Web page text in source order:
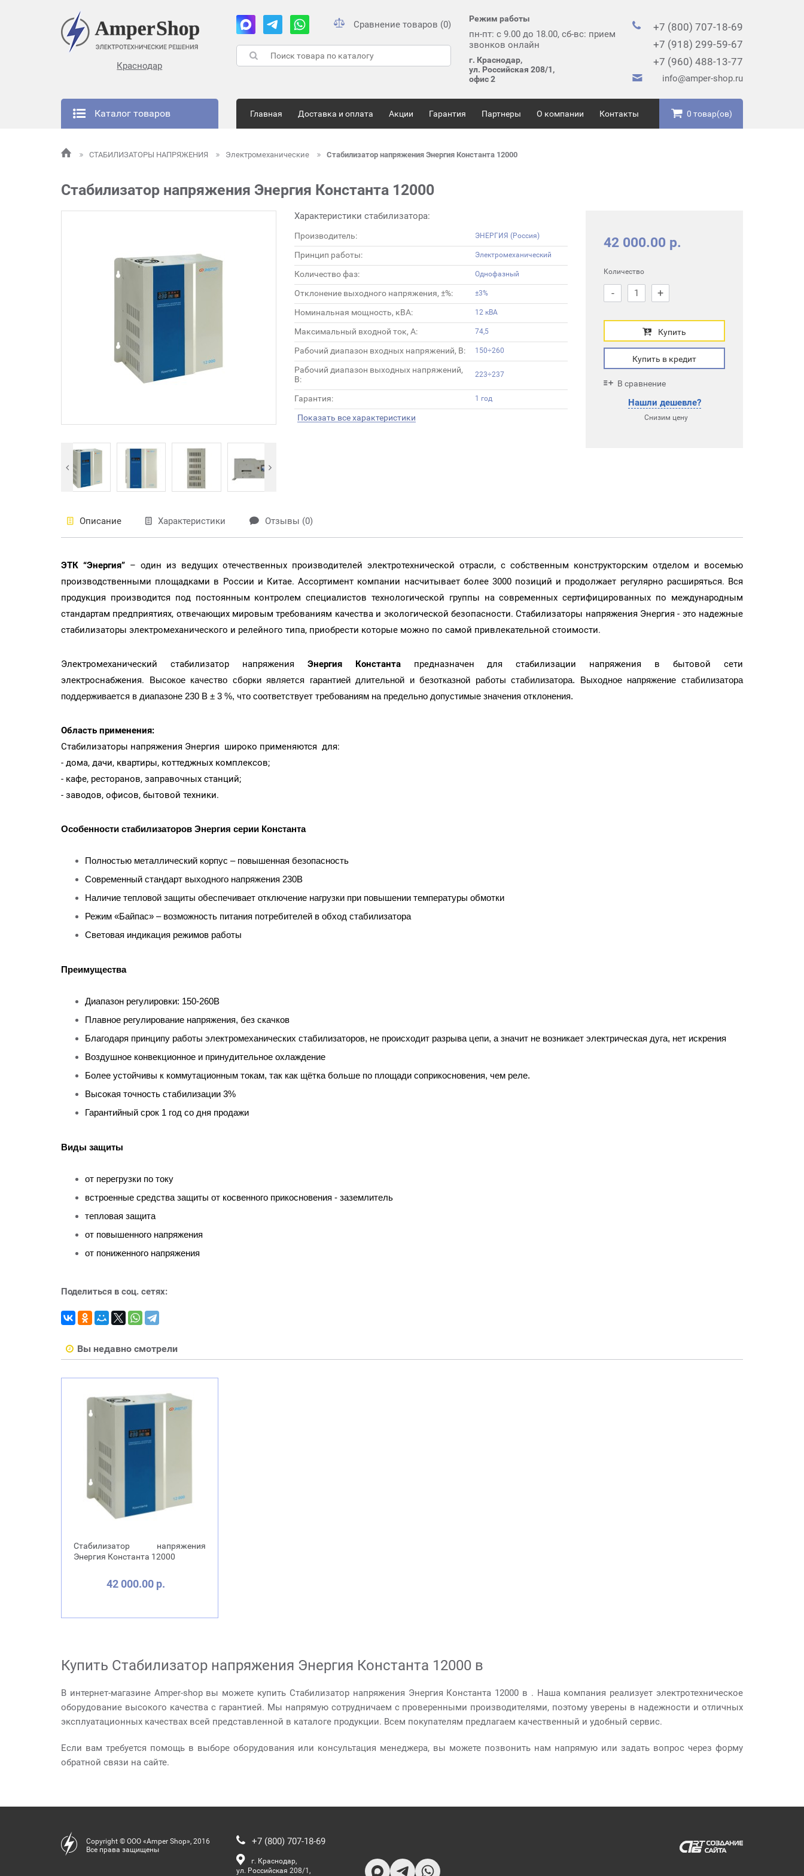
Краснодар
Сравнение товаров (0)
Режим работы
пн-пт: с 9.00 до 18.00, сб-вс: прием
звонков онлайн
г. Краснодар,
ул. Российская 208/1,
офис 2
+7 (800) 707-18-69
+7 (918) 299-59-67
+7 (960) 488-13-77
info@amper-shop.ru
Каталог товаров Главная Доставка и оплата Акции Гарантия Партнеры О компании Контакты 0 товар(ов)
СТАБИЛИЗАТОРЫ НАПРЯЖЕНИЯ Электромеханические Стабилизатор напряжения Энергия Константа 12000
Стабилизатор напряжения Энергия Константа 12000
Характеристики стабилизатора:
Производитель: ЭНЕРГИЯ (Россия)
Принцип работы: Электромеханический
Количество фаз: Однофазный
Отклонение выходного напряжения, ±%: ±3%
Номинальная мощность, кВА: 12 кВА
Максимальный входной ток, А: 74,5
Рабочий диапазон входных напряжений, В: 150÷260
Рабочий диапазон выходных напряжений,
В:
223÷237
Гарантия: 1 год
Показать все характеристики
42 000.00 р.
Количество
- +
Купить
Купить в кредит
В сравнение
Нашли дешевле?
Снизим цену
Описание Характеристики Отзывы (0)
ЭТК “Энергия” – один из ведущих отечественных производителей электротехнической отрасли, с собственным конструкторским отделом и восемью
производственными площадками в России и Китае. Ассортимент компании насчитывает более 3000 позиций и продолжает регулярно расширяться. Вся
продукция производится под постоянным контролем специалистов технологической группы на современных сертифицированных по международным
стандартам предприятиях, отвечающих мировым требованиям качества и экологической безопасности.Стабилизаторы напряжения Энергия - это надежные
стабилизаторы электромеханического и релейного типа, приобрести которые можно по самой привлекательной стоимости.
Электромеханический стабилизатор напряжения Энергия Константапредназначен для стабилизации напряжения в бытовой сети
электроснабжения.
Высокое качество сборки является гарантией длительной и безотказной работы стабилизатора. Выходное напряжение стабилизатора
поддерживается в диапазоне 230 В ± 3 %, что соответствует требованиям на предельно допустимые значения отклонения.
Область применения:
Стабилизаторы напряжения Энергия широко применяются для:
- дома, дачи, квартиры, коттеджных комплексов;
- кафе, ресторанов, заправочных станций;
- заводов, офисов, бытовой техники.
Особенности стабилизаторов Энергия серии Константа
Полностью металлический корпус – повышенная безопасность
Современный стандарт выходного напряжения 230В
Наличие тепловой защиты обеспечивает отключение нагрузки при повышении температуры обмотки
Режим «Байпас» – возможность питания потребителей в обход стабилизатора
Световая индикация режимов работы
Преимущества
Диапазон регулировки: 150-260В
Плавное регулирование напряжения, без скачков
Благодаря принципу работы электромеханических стабилизаторов, не происходит разрыва цепи, а значит не возникает электрическая дуга, нет искрения
Воздушное конвекционное и принудительное охлаждение
Более устойчивы к коммутационным токам, так как щётка больше по площади соприкосновения, чем реле.
Высокая точность стабилизации 3%
Гарантийный срок 1 год со дня продажи
Виды защиты
от перегрузки по току
встроенные средства защиты от косвенного прикосновения - заземлитель
тепловая защита
от повышенного напряжения
от пониженного напряжения
Поделиться в соц. сетях:
Вы недавно смотрели
Стабилизатор напряжения
Энергия Константа 12000
42 000.00 р.
Купить Стабилизатор напряжения Энергия Константа 12000 в
В интернет-магазине Amper-shop вы можете купить Стабилизатор напряжения Энергия Константа 12000 в . Наша компания реализует электротехническое
оборудование высокого качества с гарантией. Мы напрямую сотрудничаем с проверенными производителями, поэтому уверены в надежности и отличных
эксплуатационных качествах всей представленной в каталоге продукции. Всем покупателям предлагаем качественный и удобный сервис.
Если вам требуется помощь в выборе оборудования или консультация менеджера, вы можете позвонить нам напрямую или задать вопрос через форму
обратной связи на сайте.
Copyright © ООО «Amper Shop», 2016
Все права защищены
+7 (800) 707-18-69
г. Краснодар,
ул. Российская 208/1,